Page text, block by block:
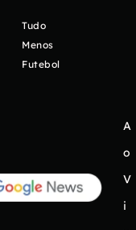
Tudo
Menos
Futebol
A
o
V
i